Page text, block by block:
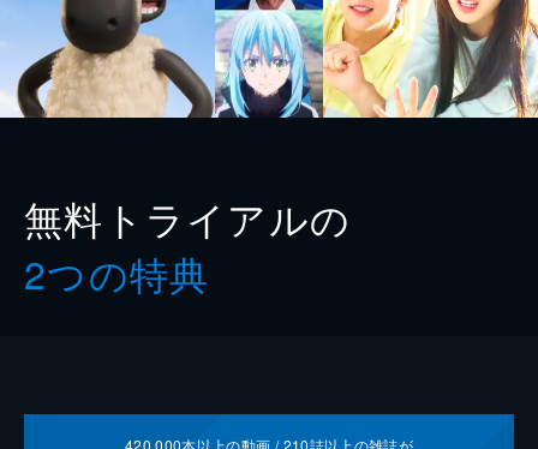
無料トライアルの
2つの特典